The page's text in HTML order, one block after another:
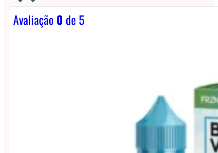
Avaliação0 de 5